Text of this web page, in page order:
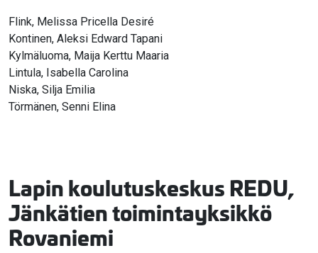
Flink, Melissa Pricella Desiré
Kontinen, Aleksi Edward Tapani
Kylmäluoma, Maija Kerttu Maaria
Lintula, Isabella Carolina
Niska, Silja Emilia
Törmänen, Senni Elina
Lapin koulutuskeskus REDU,
Jänkätien toimintayksikkö
Rovaniemi